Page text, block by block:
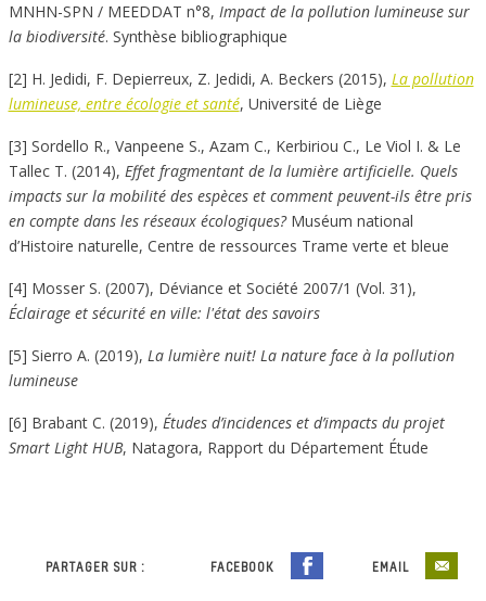
MNHN-SPN / MEEDDAT n°8, Impact de la pollution lumineuse sur
la biodiversité. Synthèse bibliographique
[2] H. Jedidi, F. Depierreux, Z. Jedidi, A. Beckers (2015), La pollution
lumineuse, entre écologie et santé, Université de Liège
[3] Sordello R., Vanpeene S., Azam C., Kerbiriou C., Le Viol I. & Le
Tallec T. (2014), Effet fragmentant de la lumière artificielle. Quels
impacts sur la mobilité des espèces et comment peuvent-ils être pris
en compte dans les réseaux écologiques?Muséum national
d’Histoire naturelle, Centre de ressources Trame verte et bleue
[4] Mosser S. (2007), Déviance et Société 2007/1 (Vol. 31),
Éclairage et sécurité en ville: l'état des savoirs
[5] Sierro A. (2019), La lumière nuit! La nature face à la pollution
lumineuse
[6] Brabant C. (2019), Études d’incidences et d’impacts du projet
Smart Light HUB, Natagora, Rapport du Département Étude
PARTAGER SUR : FACEBOOK EMAIL